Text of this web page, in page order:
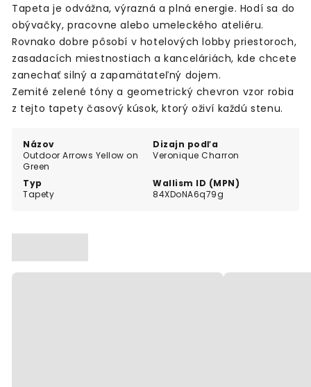
Názov
Outdoor Arrows Yellow on
Green
Dizajn podľa
Veronique Charron
Typ
Tapety
Wallism ID (MPN)
84XDoNA6q79g
Tapeta je odvážna, výrazná a plná energie. Hodí sa do
obývačky, pracovne alebo umeleckého ateliéru.
Rovnako dobre pôsobí v hotelových lobby priestoroch,
zasadacích miestnostiach a kanceláriách, kde chcete
zanechať silný a zapamätateľný dojem.
Zemité zelené tóny a geometrický chevron vzor robia
z tejto tapety časový kúsok, ktorý oživí každú stenu.